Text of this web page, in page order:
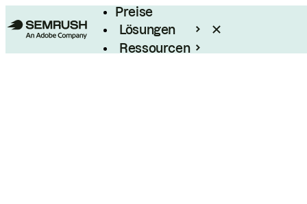
Preise
Lösungen
Ressourcen